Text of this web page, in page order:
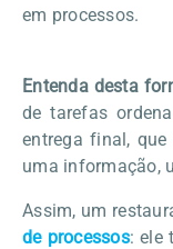
em processos.
Entenda desta
de tarefas
entrega final,
uma informação,
Assim, um
de processos: ele